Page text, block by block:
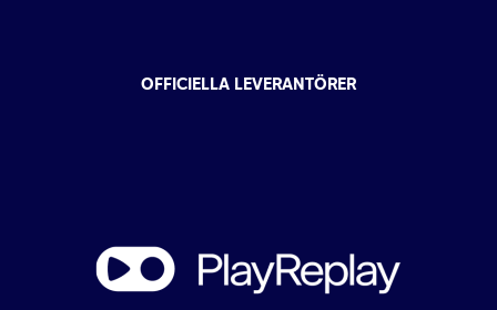
OFFICIELLA LEVERANTÖRER